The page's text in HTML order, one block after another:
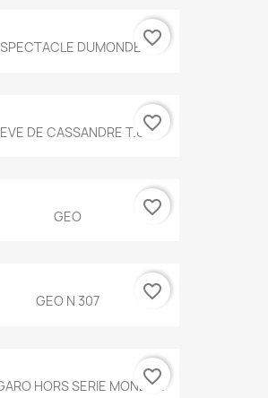
DUMONDE...favorite_border
DE CASSANDRE T.634
favorite_border
GEO favorite_border
GEO N 307 favorite_border
HORS SERIE MONET...
favorite_border